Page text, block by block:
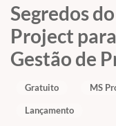
Segredos
Project
Gestão de
Gratuito MS
Lançamento